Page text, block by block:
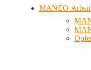
MANEO-Arbeit